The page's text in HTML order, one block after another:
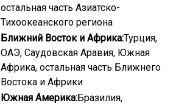
остальная часть Азиатско-
Тихоокеанского региона
Ближний Восток и Африка:Турция,
ОАЭ, Саудовская Аравия, Южная
Африка, остальная часть Ближнего
Востока и Африки
Южная Америка:Бразилия,